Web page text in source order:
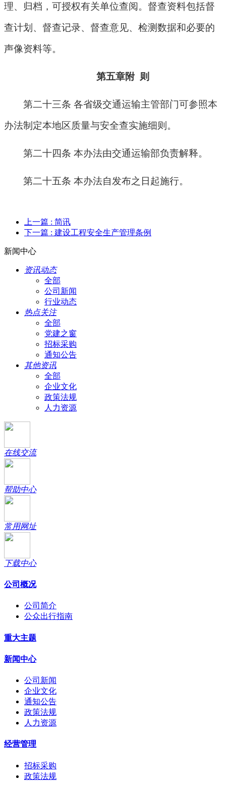
理、归档，可授权有关单位查阅。督查资料包括督
查计划、督查记录、督查意见、检测数据和必要的
声像资料等。
第五章附 则
第二十三条 各省级交通运输主管部门可参照本
办法制定本地区质量与安全查实施细则。
第二十四条 本办法由交通运输部负责解释。
第二十五条 本办法自发布之日起施行。
上一篇 : 简讯
下一篇 : 建设工程安全生产管理条例
新闻中心
资讯动态
全部
公司新闻
行业动态
热点关注
全部
党建之窗
招标采购
通知公告
其他资讯
全部
企业文化
政策法规
人力资源
在线交流
帮助中心
常用网址
下载中心
公司概况
公司简介
公众出行指南
重大主题
新闻中心
公司新闻
企业文化
通知公告
政策法规
人力资源
经营管理
招标采购
政策法规